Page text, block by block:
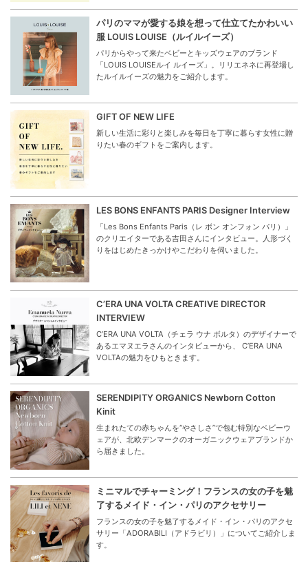
パリのママが愛する娘を想って仕立てたかわいい
服 LOUIS LOUISE（ルイルイーズ）
パリからやって来たベビーとキッズウェアのブランド
「LOUIS LOUISEルイ ルイーズ」。リリエネネに再登場し
たルイルイーズの魅力をご紹介します。
GIFT OF NEW LIFE
新しい生活に彩りと楽しみを毎日を丁寧に暮らす女性に贈
りたい春のギフトをご案内します。
LES BONS ENFANTS PARIS Designer Interview
「Les Bons Enfants Paris（レ ボン オンフォン パリ）」
のクリエイターである吉田さんにインタビュー。人形づく
りをはじめたきっかけやこだわりを伺いました。
C’ERA UNA VOLTA CREATIVE DIRECTOR
INTERVIEW
C’ERA UNA VOLTA（チェラ ウナ ボルタ）のデザイナーで
あるエマヌエラさんのインタビューから、 C’ERA UNA
VOLTAの魅力をひもときます。
SERENDIPITY ORGANICS Newborn Cotton
Kinit
生まれたての赤ちゃんを“やさしさ”で包む特別なベビーウ
ェアが、北欧デンマークのオーガニックウェアブランドか
ら届きました。
ミニマルでチャーミング！フランスの女の子を魅
了するメイド・イン・パリのアクセサリー
フランスの女の子を魅了するメイド・イン・パリのアクセ
サリー「ADORABILI（アドラビリ）」についてご紹介しま
す。